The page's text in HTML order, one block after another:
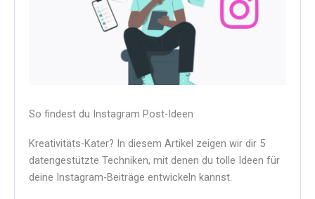
So findest du Instagram Post-Ideen
Kreativitäts-Kater? In diesem Artikel zeigen wir dir 5
datengestützte Techniken, mit denen du tolle Ideen für
deine Instagram-Beiträge entwickeln kannst.